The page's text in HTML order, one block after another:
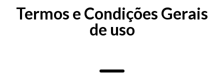
Termos e Condições Gerais
de uso